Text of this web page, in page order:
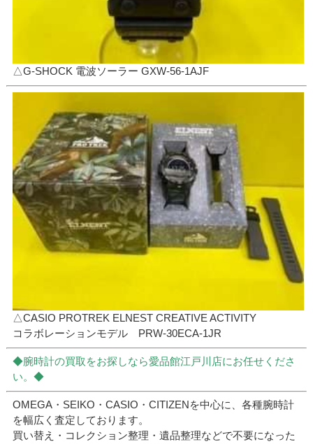
△G-SHOCK 電波ソーラー GXW-56-1AJF
△CASIO PROTREK ELNEST CREATIVE ACTIVITY
コラボレーションモデル PRW-30ECA-1JR
◆腕時計の買取をお探しなら愛品館江戸川店にお任せくださ
い。◆
OMEGA・SEIKO・CASIO・CITIZENを中心に、各種腕時計
を幅広く査定しております。
買い替え・コレクション整理・遺品整理などで不要になった